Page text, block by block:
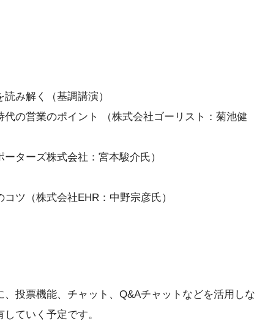
み解く（基調講演）
の営業のポイント （株式会社ゴーリスト：菊池健
ターズ株式会社：宮本駿介氏）
ツ（株式会社EHR：中野宗彦氏）
投票機能、チャット、Q&Aチャットなどを活用しな
ていく予定です。